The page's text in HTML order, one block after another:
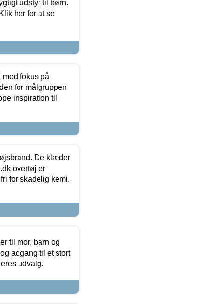
udstyr til børn.
her for at se
fokus på
for målgruppen
inspiration til
De klæder
overtøj er
for skadelig kemi.
til mor, barn og
adgang til et stort
udvalg.